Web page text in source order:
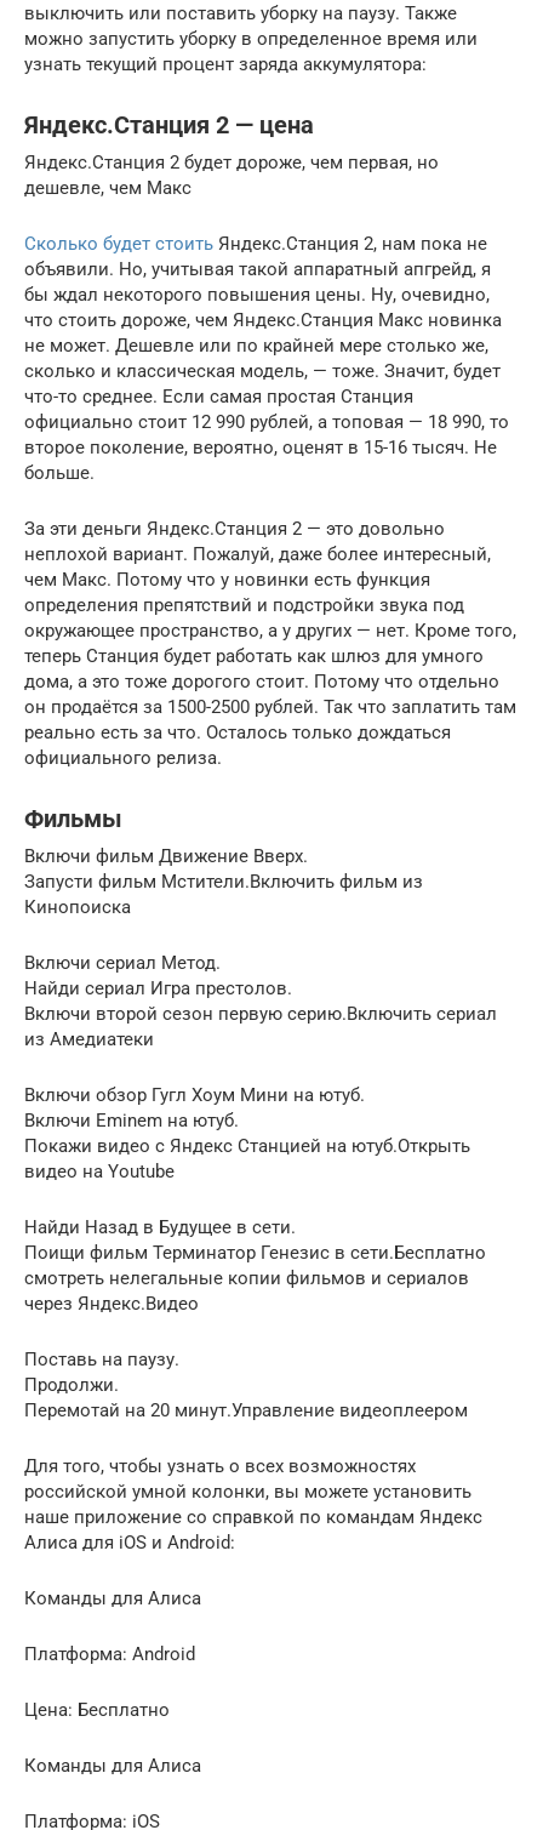
выключить или поставить уборку на паузу. Также
можно запустить уборку в определенное время или
узнать текущий процент заряда аккумулятора:
Яндекс.Станция 2 — цена
Яндекс.Станция 2 будет дороже, чем первая, но
дешевле, чем Макс
Сколько будет стоить Яндекс.Станция 2, нам пока не
объявили. Но, учитывая такой аппаратный апгрейд, я
бы ждал некоторого повышения цены. Ну, очевидно,
что стоить дороже, чем Яндекс.Станция Макс новинка
не может. Дешевле или по крайней мере столько же,
сколько и классическая модель, — тоже. Значит, будет
что-то среднее. Если самая простая Станция
официально стоит 12 990 рублей, а топовая — 18 990, то
второе поколение, вероятно, оценят в 15-16 тысяч. Не
больше.
За эти деньги Яндекс.Станция 2 — это довольно
неплохой вариант. Пожалуй, даже более интересный,
чем Макс. Потому что у новинки есть функция
определения препятствий и подстройки звука под
окружающее пространство, а у других — нет. Кроме того,
теперь Станция будет работать как шлюз для умного
дома, а это тоже дорогого стоит. Потому что отдельно
он продаётся за 1500-2500 рублей. Так что заплатить там
реально есть за что. Осталось только дождаться
официального релиза.
Фильмы
Включи фильм Движение Вверх.
Запусти фильм Мстители.Включить фильм из
Кинопоиска
Включи сериал Метод.
Найди сериал Игра престолов.
Включи второй сезон первую серию.Включить сериал
из Амедиатеки
Включи обзор Гугл Хоум Мини на ютуб.
Включи Eminem на ютуб.
Покажи видео с Яндекс Станцией на ютуб.Открыть
видео на Youtube
Найди Назад в Будущее в сети.
Поищи фильм Терминатор Генезис в сети.Бесплатно
смотреть нелегальные копии фильмов и сериалов
через Яндекс.Видео
Поставь на паузу.
Продолжи.
Перемотай на 20 минут.Управление видеоплеером
Для того, чтобы узнать о всех возможностях
российской умной колонки, вы можете установить
наше приложение со справкой по командам Яндекс
Алиса для iOS и Android:
Команды для Алиса
Платформа: Android
Цена: Бесплатно
Команды для Алиса
Платформа: iOS